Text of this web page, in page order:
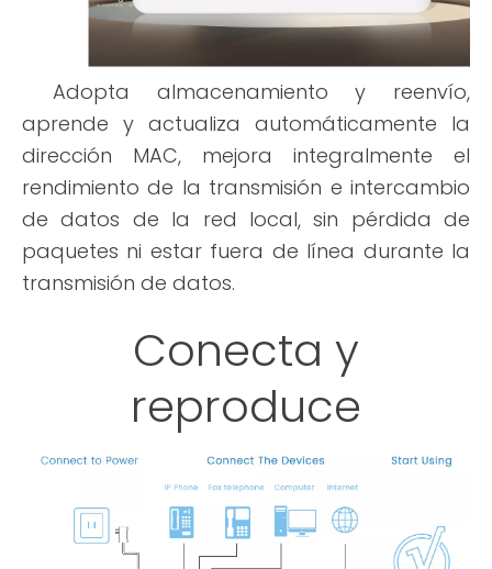
Adopta almacenamiento y reenvío,
aprende y actualiza automáticamente la
dirección MAC, mejora integralmente el
rendimiento de la transmisión e intercambio
de datos de la red local, sin pérdida de
paquetes ni estar fuera de línea durante la
transmisión de datos.
Conecta y
reproduce